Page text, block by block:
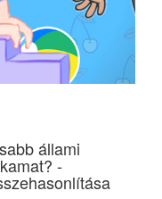
állami
-